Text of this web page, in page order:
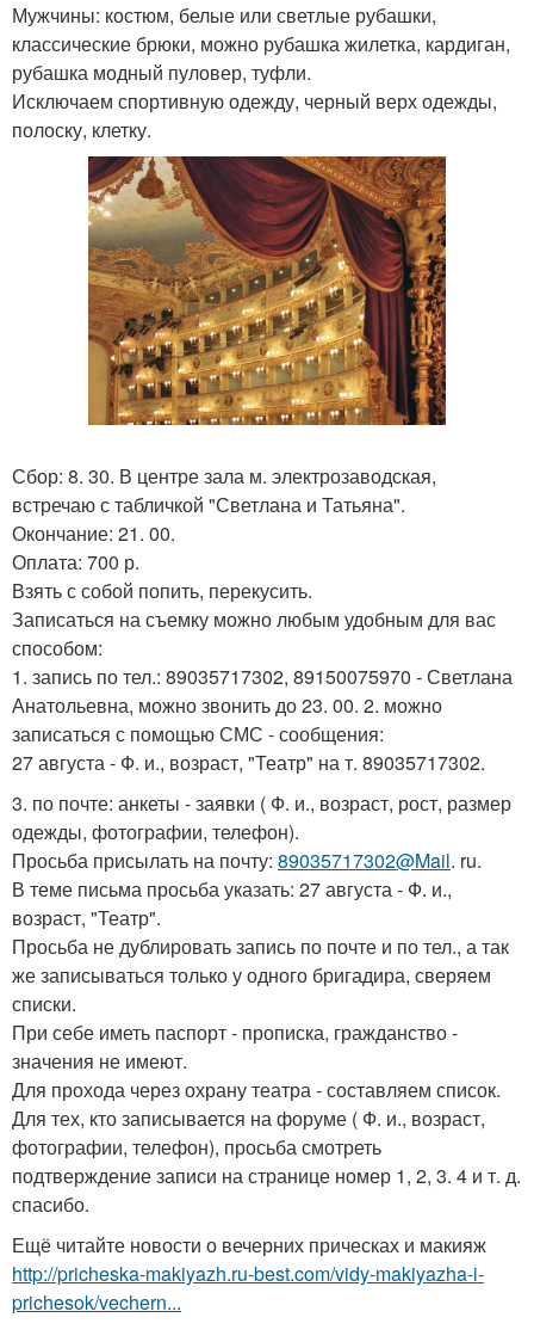
Мужчины: костюм, белые или светлые рубашки,
классические брюки, можно рубашка жилетка, кардиган,
рубашка модный пуловер, туфли.
Исключаем спортивную одежду, черный верх одежды,
полоску, клетку.
Сбор: 8. 30. В центре зала м. электрозаводская,
встречаю с табличкой "Светлана и Татьяна".
Окончание: 21. 00.
Оплата: 700 р.
Взять с собой попить, перекусить.
Записаться на съемку можно любым удобным для вас
способом:
1. запись по тел.: 89035717302, 89150075970 - Светлана
Анатольевна, можно звонить до 23. 00. 2. можно
записаться с помощью СМС - сообщения:
27 августа - Ф. и., возраст, "Театр" на т. 89035717302.
3. по почте: анкеты - заявки ( Ф. и., возраст, рост, размер
одежды, фотографии, телефон).
Просьба присылать на почту: 89035717302@Mail. ru.
В теме письма просьба указать: 27 августа - Ф. и.,
возраст, "Театр".
Просьба не дублировать запись по почте и по тел., а так
же записываться только у одного бригадира, сверяем
списки.
При себе иметь паспорт - прописка, гражданство -
значения не имеют.
Для прохода через охрану театра - составляем список.
Для тех, кто записывается на форуме ( Ф. и., возраст,
фотографии, телефон), просьба смотреть
подтверждение записи на странице номер 1, 2, 3. 4 и т. д.
спасибо.
Ещё читайте новости о вечерних прическах и макияж
http://pricheska-makiyazh.ru-best.com/vidy-makiyazha-i-
prichesok/vechern...